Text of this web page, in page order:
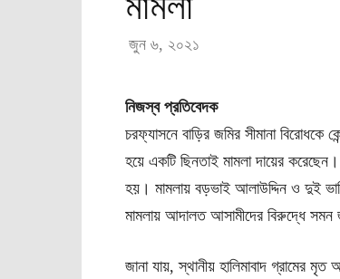
জুন ৬, ২০২১
নিজস্ব প্রতিবেদক
চরফ্যাসনে বাড়ির জমির সীমানা
হয়ে একটি ছিনতাই মামলা দায়ের
হয়। মামলায় বড়ভাই আলাউদ্দিন ও দুই
মামলায় আদালত আসামীদের বিরুদ্ধে সমন
জানা যায়, স্থানীয় হালিমাবাদ গ্রামের